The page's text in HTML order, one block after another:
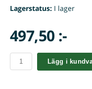
Lagerstatus: I lager
497,50 :-
Lägg i